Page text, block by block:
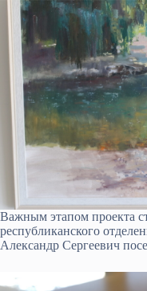
Важным этапом проекта
республиканского
Александр Сергеевич